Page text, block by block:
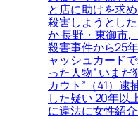
と店に助けを求
殺害しようとし
か 長野・東御市,
殺害事件から25
ャッシュカード
った人物” いまだ
カウト”（41）逮
した疑い 20年以
に違法に女性紹